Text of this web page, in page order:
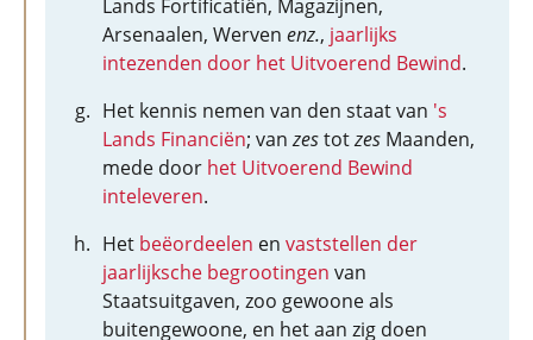
Lands Fortificatiën, Magazijnen,
Arsenaalen, Werven enz., jaarlijks
intezenden door het Uitvoerend Bewind.
Het kennis nemen van den staat van 's
Lands Financiën; vanzestotzes Maanden,
mede door het Uitvoerend Bewind
inteleveren.
Het beëordeelen en vaststellen der
jaarlijksche begrootingen van
Staatsuitgaven, zoo gewoone als
buitengewoone, en het aan zig doen